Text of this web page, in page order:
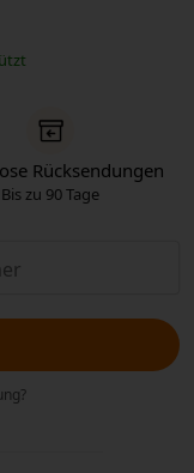
Rücksendungen
Bis zu 90 Tage